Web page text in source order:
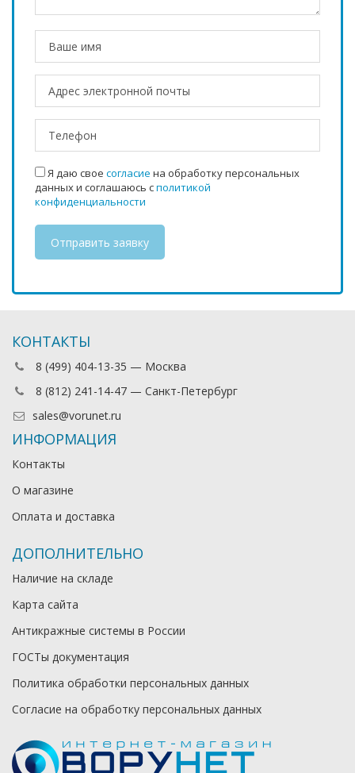
Я даю свое согласие на обработку персональных
данных и соглашаюсь сполитикой
конфиденциальности
КОНТАКТЫ
8 (499) 404-13-35 — Москва
8 (812) 241-14-47 — Санкт-Петербург
sales@vorunet.ru
ИНФОРМАЦИЯ
Контакты
О магазине
Оплата и доставка
ДОПОЛНИТЕЛЬНО
Наличие на складе
Карта сайта
Антикражные системы в России
ГОСТы документация
Политика обработки персональных данных
Согласие на обработку персональных данных